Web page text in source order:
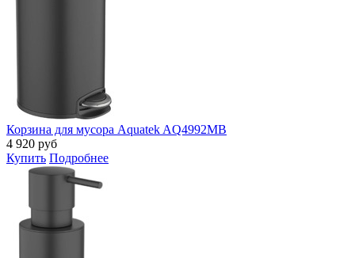
Корзина для мусора Aquatek AQ4992MB
4 920 руб
Купить Подробнее